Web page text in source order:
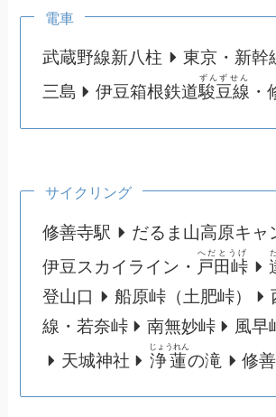
電車
武蔵野線新八柱
東京・新幹
三島
伊豆箱根鉄道駿豆線
ずんずせん
・
サイクリング
修善寺駅 だるま山高原キャ
伊豆スカイライン・ 戸田峠
へだとうげ
登山口
船原峠（土肥峠）
線・若奈峠
南無妙峠 風早
天城神社
浄蓮
じょうれん
の滝 修